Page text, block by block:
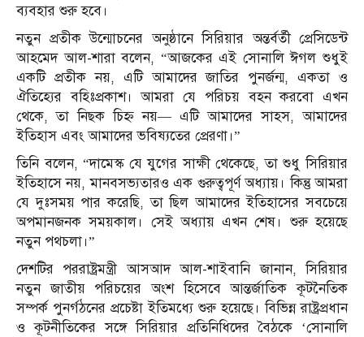
ব্যবহার শুরু হবে।
নতুন প্রতীক উন্মোচনের অনুষ্ঠানে সিরিয়ার অন্তর্বর্তী প্রেসিডেন্ট
আহমেদ আল-শারা বলেন, “আজকের এই সোনালি ঈগল শুধুই
একটি প্রতীক নয়, এটি আমাদের জাতির পুনর্জন্ম, একতা ও
ঐতিহ্যের বহিঃপ্রকাশ। আমরা যে পরিচয় বহন করবো এখন
থেকে, তা নিছক চিহ্ন নয়— এটি আমাদের সাহস, আমাদের
ইতিহাস এবং আমাদের ভবিষ্যতের প্রেরণা।”
তিনি বলেন, “দামেস্ক যে যুগের সাক্ষী থেকেছে, তা শুধু সিরিয়ার
ইতিহাসে নয়, মানবসভ্যতারও এক গুরুত্বপূর্ণ অধ্যায়। কিন্তু আমরা
যে দুঃসময় পার করেছি, তা ছিল আমাদের ইতিহাসের সবচেয়ে
অপমানজনক সময়কাল। সেই অধ্যায় এখন শেষ। শুরু হয়েছে
নতুন পথচলা।”
দেশটির পররাষ্ট্রমন্ত্রী আসআদ আল-শাইবানি জানান, সিরিয়ার
নতুন জাতীয় পরিচয়ের অংশ হিসেবে আন্তর্জাতিক কূটনৈতিক
সম্পর্ক পুনর্গঠনের প্রচেষ্টা ইতিমধ্যে শুরু হয়েছে। বিভিন্ন রাষ্ট্রপ্রধান
ও কূটনীতিকের সঙ্গে সিরিয়ার প্রতিনিধিদের বৈঠকে ‘সোনালি